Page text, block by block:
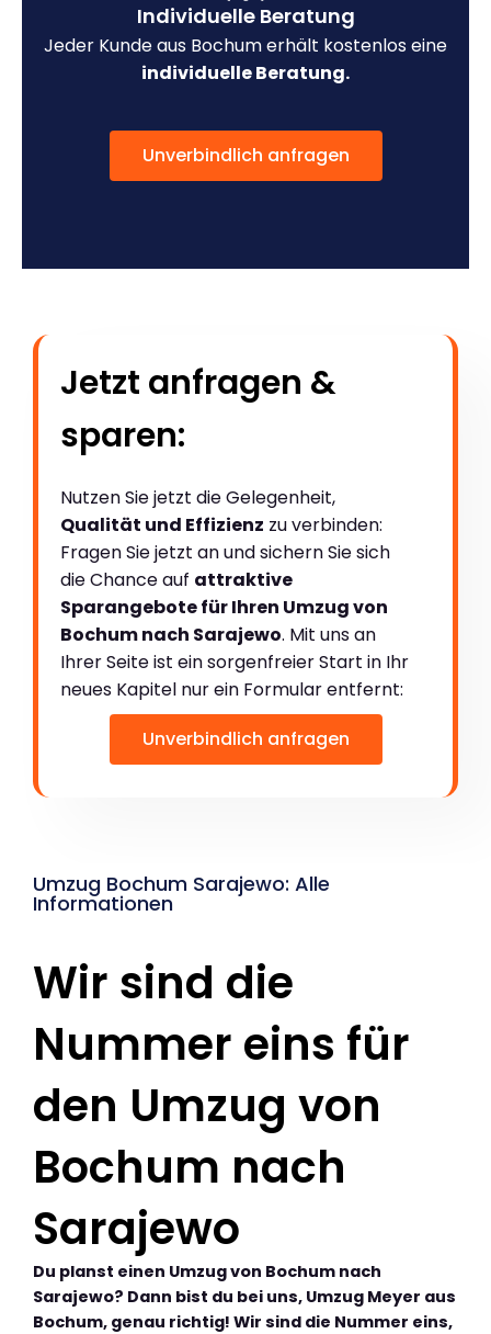
Individuelle Beratung
Jeder Kunde aus Bochum erhält kostenlos eine
individuelle Beratung.
Unverbindlich anfragen
Jetzt anfragen &
sparen:
Nutzen Sie jetzt die Gelegenheit,
Qualität und Effizienz zu verbinden:
Fragen Sie jetzt an und sichern Sie sich
die Chance auf attraktive
Sparangebote für Ihren Umzug von
Bochum nach Sarajewo. Mit uns an
Ihrer Seite ist ein sorgenfreier Start in Ihr
neues Kapitel nur ein Formular entfernt:
Unverbindlich anfragen
Umzug Bochum Sarajewo: Alle
Informationen
Wir sind die
Nummer eins für
den Umzug von
Bochum nach
Sarajewo
Du planst einen Umzug von Bochum nach
Sarajewo? Dann bist du bei uns, Umzug Meyer aus
Bochum, genau richtig! Wir sind die Nummer eins,